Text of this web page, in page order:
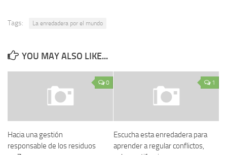
Tags: La enredadera por el mundo
YOU MAY ALSO LIKE...
0
Hacia una gestión
responsable de los residuos
1
Escucha esta enredadera para
aprender a regular conflictos,